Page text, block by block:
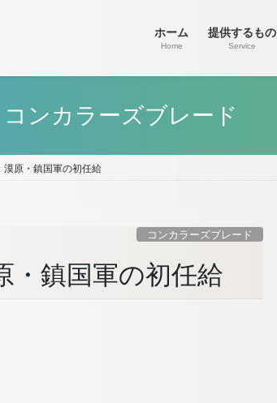
ホーム
Home
提供するもの
Service
コンカラーズブレード
漠原・鎮国軍の初任給
コンカラーズブレード
・鎮国軍の初任給